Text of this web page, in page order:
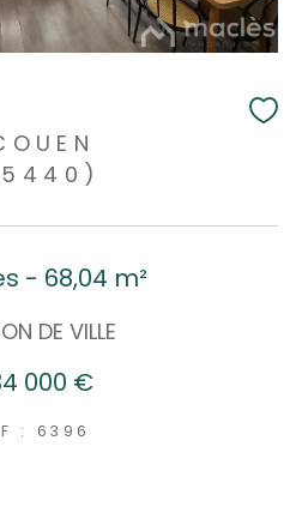
- 68,04 m²
DE VILLE
000 €
: 6396